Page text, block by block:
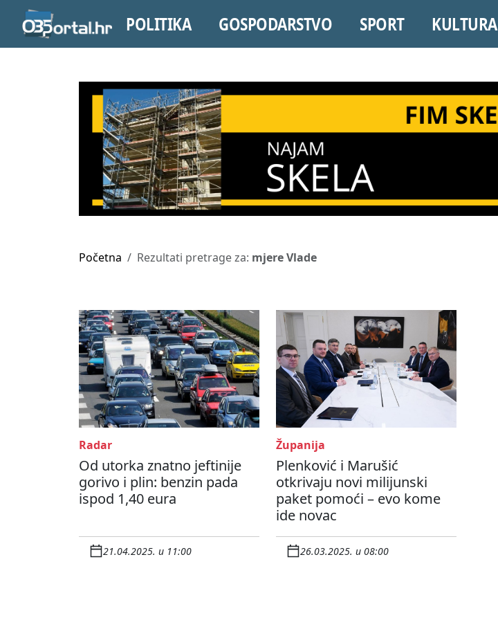
POLITIKA GOSPODARSTVO SPORT KULTURA
Početna Rezultati pretrage za: mjere Vlade
Radar
Od utorka znatno jeftinije
gorivo i plin: benzin pada
ispod 1,40 eura
21.04.2025. u 11:00
Županija
Plenković i Marušić
otkrivaju novi milijunski
paket pomoći – evo kome
ide novac
26.03.2025. u 08:00